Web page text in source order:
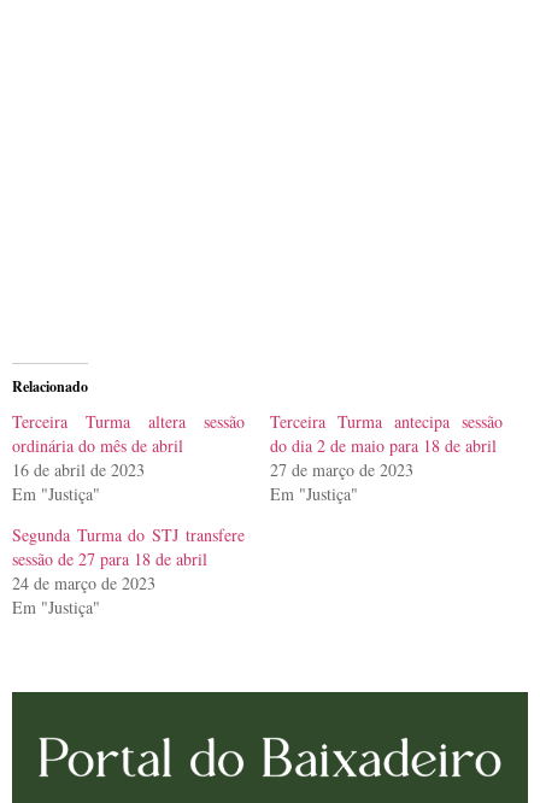
Relacionado
Terceira Turma altera sessão
ordinária do mês de abril
16 de abril de 2023
Em "Justiça"
Terceira Turma antecipa sessão
do dia 2 de maio para 18 de abril
27 de março de 2023
Em "Justiça"
Segunda Turma do STJ transfere
sessão de 27 para 18 de abril
24 de março de 2023
Em "Justiça"